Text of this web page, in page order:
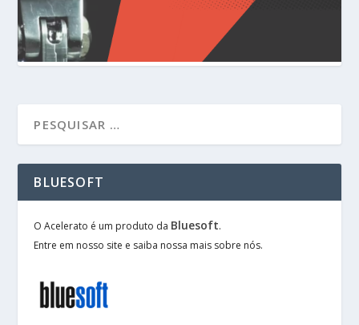
BLUESOFT
O Acelerato é um produto da Bluesoft.
Entre em nosso site e saiba nossa mais sobre nós.